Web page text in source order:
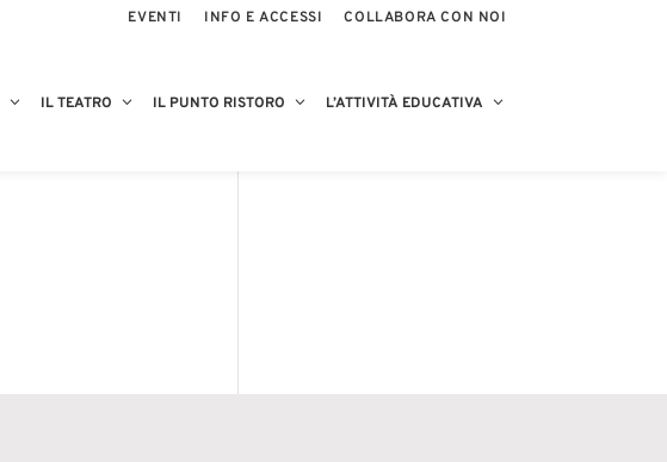
EVENTI INFO E ACCESSI COLLABORA CON NOI
IL TEATRO IL PUNTO RISTORO L’ATTIVITÀ EDUCATIVA